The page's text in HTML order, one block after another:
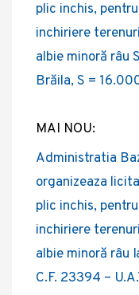
plic inchis,
inchiriere
albie minoră râu
Brăila, S =
MAI NOU:
Administratia
organizeaza
plic inchis,
inchiriere
albie minoră râu
C.F. 23394 –